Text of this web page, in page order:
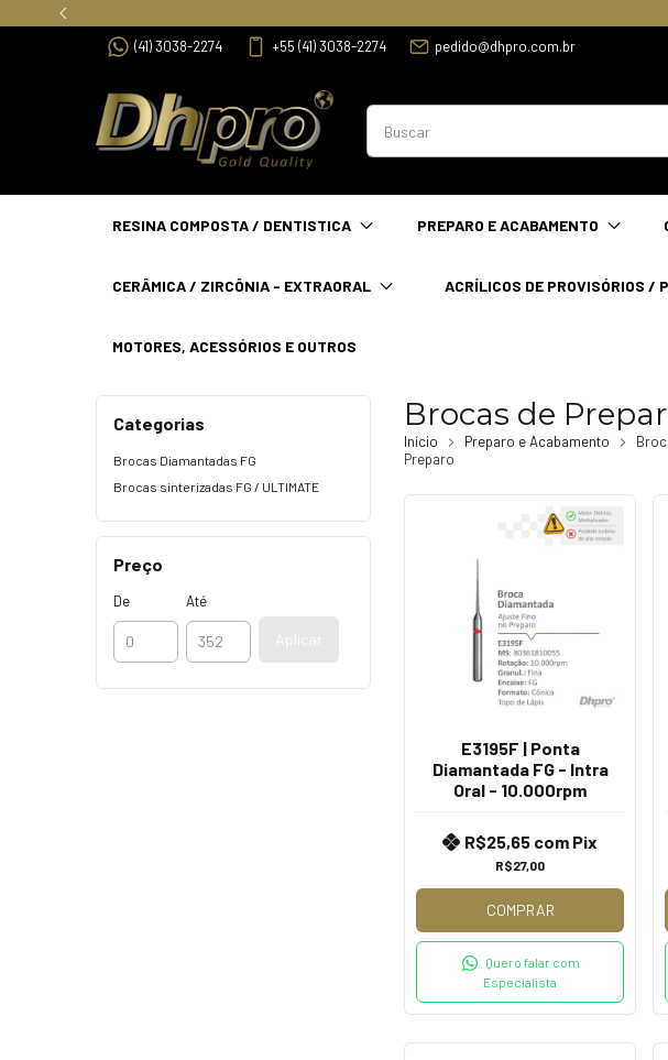
(41) 3038-2274 +55 (41) 3038-2274 pedido@dhpro.com.br
RESINA COMPOSTA / DENTISTICA PREPARO E ACABAMENTO
CERÂMICA / ZIRCÔNIA - EXTRAORAL ACRÍLICOS DE PROVISÓRIOS /
MOTORES, ACESSÓRIOS E OUTROS
Categorias
Brocas Diamantadas FG
Brocas sinterizadas FG / ULTIMATE
Preço
De Até
Aplicar
Brocas de
Início Preparo e Acabamento
Preparo
E3195F | Ponta
Diamantada FG - Intra
Oral - 10.000rpm
R$27,00
R$25,65 com Pix
COMPRAR
Quero falar com
Especialista